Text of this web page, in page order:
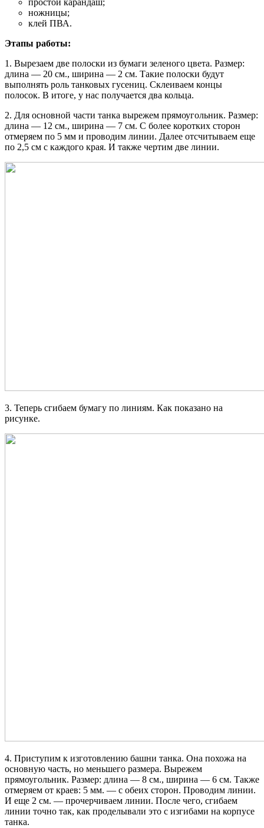
простой карандаш;
ножницы;
клей ПВА.
Этапы работы:
1. Вырезаем две полоски из бумаги зеленого цвета. Размер:
длина — 20 см., ширина — 2 см. Такие полоски будут
выполнять роль танковых гусениц. Склеиваем концы
полосок. В итоге, у нас получается два кольца.
2. Для основной части танка вырежем прямоугольник. Размер:
длина — 12 см., ширина — 7 см. С более коротких сторон
отмеряем по 5 мм и проводим линии. Далее отсчитываем еще
по 2,5 см с каждого края. И также чертим две линии.
3. Теперь сгибаем бумагу по линиям. Как показано на
рисунке.
4. Приступим к изготовлению башни танка. Она похожа на
основную часть, но меньшего размера. Вырежем
прямоугольник. Размер: длина — 8 см., ширина — 6 см. Также
отмеряем от краев: 5 мм. — с обеих сторон. Проводим линии.
И еще 2 см. — прочерчиваем линии. После чего, сгибаем
линии точно так, как проделывали это с изгибами на корпусе
танка.